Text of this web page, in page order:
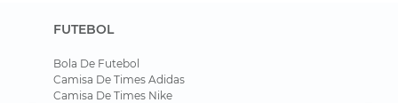
FUTEBOL
Bola De Futebol
Camisa De Times Adidas
Camisa De Times Nike